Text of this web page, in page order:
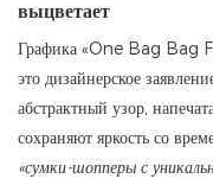
выцветает
Графика «One Bag Bag
это дизайнерское
абстрактный узор,
сохраняют яркость со
«сумки-шопперы с